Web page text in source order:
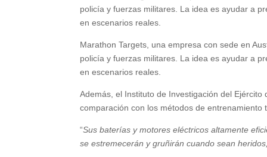
Marathon Targets, una empresa con sede en
policía y fuerzas militares. La idea es ayudar a
en escenarios reales.
Además, el Instituto de Investigación del
comparación con los métodos de entrenamiento
“Sus baterías y motores eléctricos altamente
se estremecerán y gruñirán cuando sean